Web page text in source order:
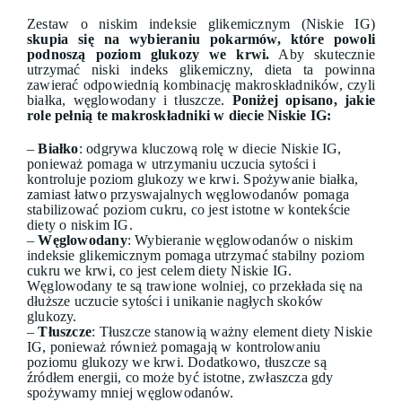
Zestaw o niskim indeksie glikemicznym (Niskie IG)
skupia się na wybieraniu pokarmów, które powoli
podnoszą poziom glukozy we krwi. Aby skutecznie
utrzymać niski indeks glikemiczny, dieta ta powinna
zawierać odpowiednią kombinację makroskładników, czyli
białka, węglowodany i tłuszcze. Poniżej opisano, jakie
role pełnią te makroskładniki w diecie Niskie IG:
–Białko: odgrywa kluczową rolę w diecie Niskie IG,
ponieważ pomaga w utrzymaniu uczucia sytości i
kontroluje poziom glukozy we krwi. Spożywanie białka,
zamiast łatwo przyswajalnych węglowodanów pomaga
stabilizować poziom cukru, co jest istotne w kontekście
diety o niskim IG.
–Węglowodany: Wybieranie węglowodanów o niskim
indeksie glikemicznym pomaga utrzymać stabilny poziom
cukru we krwi, co jest celem diety Niskie IG.
Węglowodany te są trawione wolniej, co przekłada się na
dłuższe uczucie sytości i unikanie nagłych skoków
glukozy.
–Tłuszcze: Tłuszcze stanowią ważny element diety Niskie
IG, ponieważ również pomagają w kontrolowaniu
poziomu glukozy we krwi. Dodatkowo, tłuszcze są
źródłem energii, co może być istotne, zwłaszcza gdy
spożywamy mniej węglowodanów.